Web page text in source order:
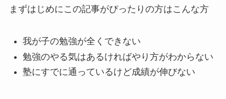
まずはじめにこの記事がぴったりの方はこんな方
我が子の勉強が全くできない
勉強のやる気はあるければやり方がわからない
塾にすでに通っているけど成績が伸びない